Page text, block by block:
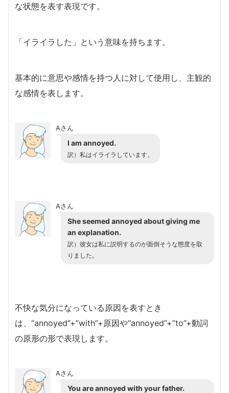
な状態を表す表現です。
「イライラした」という意味を持ちます。
基本的に意思や感情を持つ人に対して使用し、主観的
な感情を表します。
Aさん
I am annoyed.
訳） 私はイライラしています。
Aさん
She seemed annoyed about giving me
an explanation.
訳） 彼女は私に説明するのが面倒そうな態度を取
りました。
不快な気分になっている原因を表すとき
は、“annoyed”+”with”+原因や“annoyed”+”to”+動詞
の原形の形で表現します。
Aさん
You are annoyed with your father.